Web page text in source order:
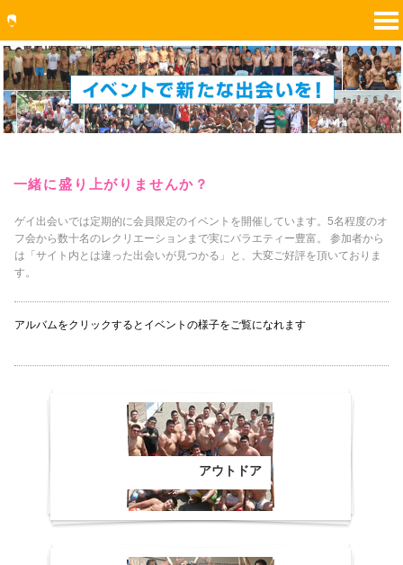
一緒に盛り上がりませんか？
ゲイ出会いでは定期的に会員限定のイベントを開催しています。5名程度のオ
フ会から数十名のレクリエーションまで実にバラエティー豊富。 参加者から
は「サイト内とは違った出会いが見つかる」と、大変ご好評を頂いておりま
す。
アルバムをクリックするとイベントの様子をご覧になれます
ビーチパーティ.5
水鉄砲大会
ビーチボール大会
アウトドア